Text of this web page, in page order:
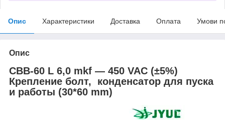
Опис Характеристики Доставка Оплата Умови
Опис
CBB-60 L 6,0 mkf ― 450 VAC (±5%)
Крепление болт, конденсатор для пуска
и работы (30*60 mm)